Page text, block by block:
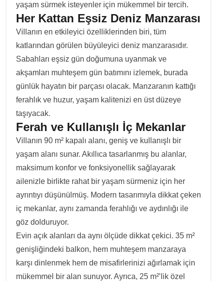
yaşam sürmek isteyenler için mükemmel bir tercih.
Her Kattan Eşsiz Deniz Manzarası
Villanın en etkileyici özelliklerinden biri, tüm
katlarından görülen büyüleyici deniz manzarasıdır.
Sabahları eşsiz gün doğumuna uyanmak ve
akşamları muhteşem gün batımını izlemek, burada
günlük hayatın bir parçası olacak. Manzaranın kattığı
ferahlık ve huzur, yaşam kalitenizi en üst düzeye
taşıyacak.
Ferah ve Kullanışlı İç Mekanlar
Villanın 90 m² kapalı alanı, geniş ve kullanışlı bir
yaşam alanı sunar. Akıllıca tasarlanmış bu alanlar,
maksimum konfor ve fonksiyonellik sağlayarak
ailenizle birlikte rahat bir yaşam sürmeniz için her
ayrıntıyı düşünülmüş. Modern tasarımıyla dikkat çeken
iç mekanlar, aynı zamanda ferahlığı ve aydınlığı ile
göz dolduruyor.
Evin açık alanları da aynı ölçüde dikkat çekici. 35 m²
genişliğindeki balkon, hem muhteşem manzaraya
karşı dinlenmek hem de misafirlerinizi ağırlamak için
mükemmel bir alan sunuyor. Ayrıca, 25 m²’lik özel